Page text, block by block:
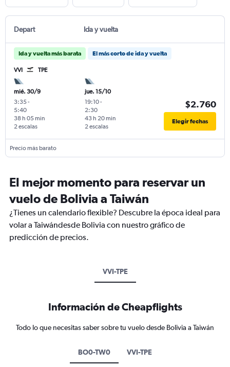
Depart Ida y vuelta
Ida y vuelta más barata El más corto de ida y vuelta
VVI TPE
mié. 30/9
3:35-
5:40
2 escalas
38 h 05 min
jue. 15/10
19:10-
2:30
2 escalas
43 h 20 min
$2.760
Elegir fechas
Precio más barato
El mejor momento para reservar un
vuelo de Bolivia a Taiwán
¿Tienes un calendario flexible? Descubre la época ideal para
volar a Taiwándesde Bolivia con nuestro gráfico de
predicción de precios.
VVI-TPE
Información de Cheapflights
Todo lo que necesitas saber sobre tu vuelo desde Bolivia a Taiwán
BO0-TW0 VVI-TPE